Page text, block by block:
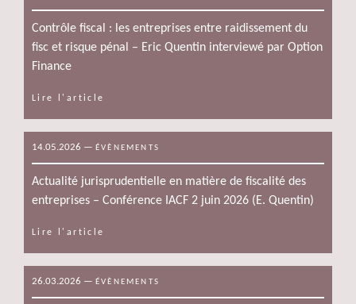
Contrôle fiscal : les entreprises entre raidissement du
fisc et risque pénal – Eric Quentin interviewé par Option
Finance
Lire l'article
14.05.2026 — ÉVÈNEMENTS
Actualité jurisprudentielle en matière de fiscalité des
entreprises – Conférence IACF 2 juin 2026 (E. Quentin)
Lire l'article
26.03.2026 — ÉVÈNEMENTS